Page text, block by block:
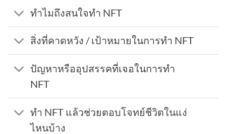
ทำไมถึงสนใจทำ NFT
สิ่งที่คาดหวัง / เป้าหมายในการทำ NFT
ปัญหาหรืออุปสรรคที่เจอในการทำ
NFT
ทำ NFT แล้วช่วยตอบโจทย์ชีวิตในแง่
ไหนบ้าง